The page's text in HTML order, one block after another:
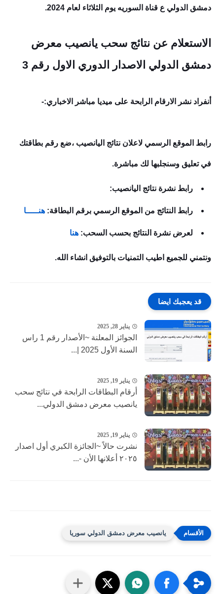
دمشق الدولي ع قناة السوريه يوم الثلاثاء لعام 2024.
الاستعلام عن نتائج سحب يانصيب معرض
دمشق الدولي الاصدار الدوري الاول رقم 3
أنفراد نشر الارقام الرابحة على ميديا مباشر الاخباري:-
رابط الموقع الرسمي لاعلان نتائج اليانصيب ،ضع رقم بطاقتك
في تعليق وسنجلبها لك مباشرة.
رابط نشرة نتائج اليانصيب:
رابط النتائج من الموقع الرسمي برقم البطاقة: هنـــــا
لعرض نشرة النتائج بحسب السحب: هنا
ونتمني للجميع اطيب التمنيات بالتوفيق انشاء الله.
قد يعجبك ايضا
يناير 28, 2025
الجوائز المعلنة ~الأصدار رقم 1 راس
السنة الأول 2025 |...
يناير 19, 2025
أرقام البطاقات الرابحة في نتائج سحب
يانصيب معرض دمشق الدولي...
يناير 19, 2025
نشرت حالاً ~الجائزة الكبري أول اصدار
٢٠٢٥ أعلانها الأن -...
يانصيب معرض دمشق الدولي سوريا